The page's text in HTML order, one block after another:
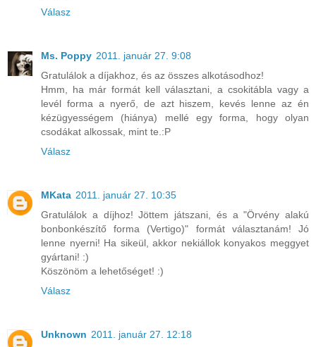
Válasz
Ms. Poppy 2011. január 27. 9:08
Gratulálok a díjakhoz, és az összes alkotásodhoz!
Hmm, ha már formát kell választani, a csokitábla vagy a
levél forma a nyerő, de azt hiszem, kevés lenne az én
kézügyességem (hiánya) mellé egy forma, hogy olyan
csodákat alkossak, mint te.:P
Válasz
MKata 2011. január 27. 10:35
Gratulálok a díjhoz! Jöttem játszani, és a "Örvény alakú
bonbonkészítő forma (Vertigo)" formát választanám! Jó
lenne nyerni! Ha sikeül, akkor nekiállok konyakos meggyet
gyártani! :)
Köszönöm a lehetőséget! :)
Válasz
Unknown 2011. január 27. 12:18